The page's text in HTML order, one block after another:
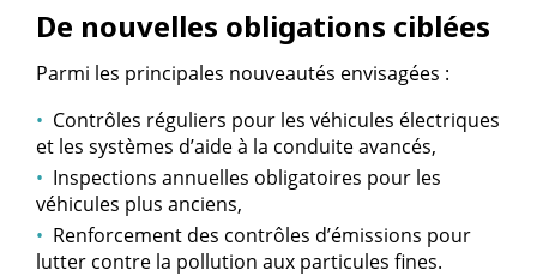
De nouvelles obligations ciblées
Parmi les principales nouveautés envisagées :
Contrôles réguliers pour les véhicules électriques
et les systèmes d’aide à la conduite avancés,
Inspections annuelles obligatoires pour les
véhicules plus anciens,
Renforcement des contrôles d’émissions pour
lutter contre la pollution aux particules fines.